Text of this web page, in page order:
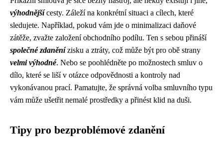
výhodnějšícesty. Záleží na konkrétní situaci a cílech, které
sledujete. Například, pokud vám jde o minimalizaci daňové
zátěže, zvažte založení obchodního podílu. Ten s sebou přináší
společné zdaněnízisku a ztráty, což může být pro obě strany
velmi výhodné. Nebo se poohlédněte po možnostech smluv o
dílo, které se liší v otázce odpovědnosti a kontroly nad
vykonávanou prací. Pamatujte, že správná volba smluvního typu
vám může ušetřit nemalé prostředky a přinést klid na duši.
Tipy pro bezproblémové zdanění